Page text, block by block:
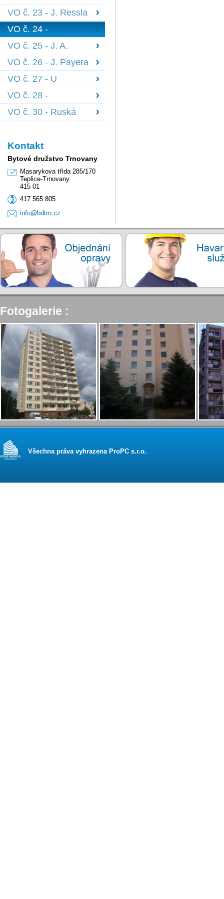
Scheinerova 1834,
Nedbalova 1836 +
1844
VO č. 23 - J. Ressla
1698 + 1699, B.
Martinů 1700 +
1701
VO č. 24 -
Edisonova 1841 -
1843 + členové z
pořadníku
VO č. 25 - J. A.
Komenského 1722 -
1727
VO č. 26 - J. Payera
1728 - 1730
VO č. 27 - U
Červeného kostela
1847 - 1851, J. z
Poděbrad 1852
VO č. 28 -
Palackého 1559 -
1562, Fr. Šrámka
VO č. 30 - Ruská
2164
Kontakt
Bytové družstvo Trnovany
Masarykova třída 285/170
Teplice-Trnovany
415 01
417 565 805
info@bdtrn.cz
Fotogalerie :
Všechna práva vyhrazena ProPC s.r.o.